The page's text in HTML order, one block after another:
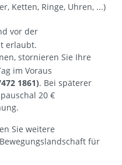
Ketten, Ringe, Uhren, ...)
vor der
erlaubt.
stornieren Sie Ihre
im Voraus
1861). Bei späterer
20 €
Sie weitere
für